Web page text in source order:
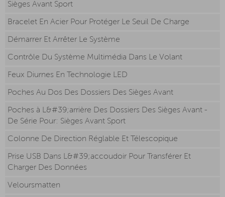
Sièges Avant Sport
Bracelet En Acier Pour Protéger Le Seuil De Charge
Démarrer Et Arrêter Le Système
Contrôle Du Système Multimédia Dans Le Volant
Feux Diurnes En Technologie LED
Poches Au Dos Des Dossiers Des Sièges Avant
Poches à L&#39;arrière Des Dossiers Des Sièges Avant -
De Série Pour: Sièges Avant Sport
Colonne De Direction Réglable Et Télescopique
Prise USB Dans L&#39;accoudoir Pour Transférer Et
Charger Des Données
Veloursmatten